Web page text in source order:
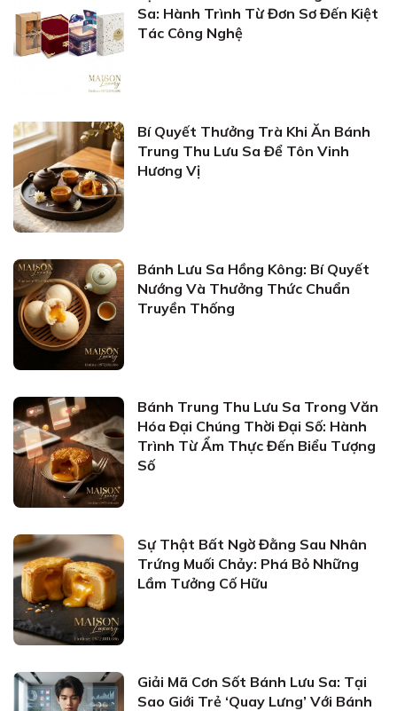
Sa: Hành Trình Từ Đơn Sơ Đến Kiệt
Tác Công Nghệ
Bí Quyết Thưởng Trà Khi Ăn Bánh
Trung Thu Lưu Sa Để Tôn Vinh
Hương Vị
Bánh Lưu Sa Hồng Kông: Bí Quyết
Nướng Và Thưởng Thức Chuẩn
Truyền Thống
Bánh Trung Thu Lưu Sa Trong Văn
Hóa Đại Chúng Thời Đại Số: Hành
Trình Từ Ẩm Thực Đến Biểu Tượng
Số
Sự Thật Bất Ngờ Đằng Sau Nhân
Trứng Muối Chảy: Phá Bỏ Những
Lầm Tưởng Cố Hữu
Giải Mã Cơn Sốt Bánh Lưu Sa: Tại
Sao Giới Trẻ ‘Quay Lưng’ Với Bánh